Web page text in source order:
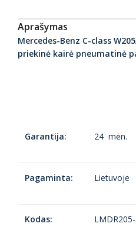
Aprašymas
Mercedes-Benz C-class
priekinė kairė pneumatinė
Garantija: 24 mėn.
Pagaminta: Lietuvoje
Kodas: